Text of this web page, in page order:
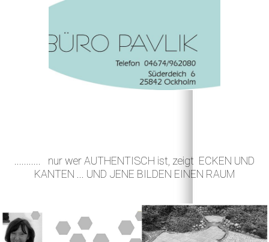
........... nur wer AUTHENTISCH ist, zeigt ECKEN UND
KANTEN ... UND JENE BILDEN EINEN RAUM